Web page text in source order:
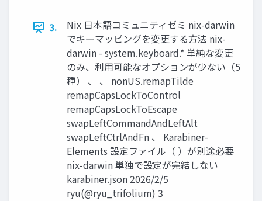
3.
Nix 日本語コミュニティゼミ nix-darwin
でキーマッピングを変更する方法 nix-
darwin - system.keyboard.* 単純な変更
のみ、利用可能なオプションが少ない（5
種） 、 、 nonUS.remapTilde
remapCapsLockToControl
remapCapsLockToEscape
swapLeftCommandAndLeftAlt
swapLeftCtrlAndFn 、 Karabiner-
Elements 設定ファイル（ ）が別途必要
nix-darwin 単独で設定が完結しない
karabiner.json 2026/2/5
ryu(@ryu_trifolium) 3